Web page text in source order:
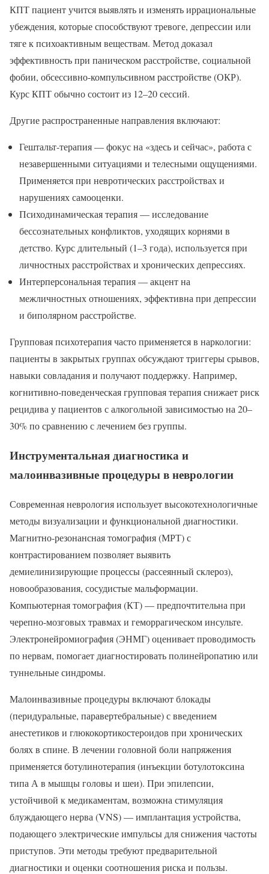
КПТ пациент учится выявлять и изменять иррациональные
убеждения, которые способствуют тревоге, депрессии или
тяге к психоактивным веществам. Метод доказал
эффективность при паническом расстройстве, социальной
фобии, обсессивно-компульсивном расстройстве (ОКР).
Курс КПТ обычно состоит из 12–20 сессий.
Другие распространенные направления включают:
Гештальт-терапия — фокус на «здесь и сейчас», работа с
незавершенными ситуациями и телесными ощущениями.
Применяется при невротических расстройствах и
нарушениях самооценки.
Психодинамическая терапия — исследование
бессознательных конфликтов, уходящих корнями в
детство. Курс длительный (1–3 года), используется при
личностных расстройствах и хронических депрессиях.
Интерперсональная терапия — акцент на
межличностных отношениях, эффективна при депрессии
и биполярном расстройстве.
Групповая психотерапия часто применяется в наркологии:
пациенты в закрытых группах обсуждают триггеры срывов,
навыки совладания и получают поддержку. Например,
когнитивно-поведенческая групповая терапия снижает риск
рецидива у пациентов с алкогольной зависимостью на 20–
30% по сравнению с лечением без группы.
Инструментальная диагностика и
малоинвазивные процедуры в неврологии
Современная неврология использует высокотехнологичные
методы визуализации и функциональной диагностики.
Магнитно-резонансная томография (МРТ) с
контрастированием позволяет выявить
демиелинизирующие процессы (рассеянный склероз),
новообразования, сосудистые мальформации.
Компьютерная томография (КТ) — предпочтительна при
черепно-мозговых травмах и геморрагическом инсульте.
Электронейромиография (ЭНМГ) оценивает проводимость
по нервам, помогает диагностировать полинейропатию или
туннельные синдромы.
Малоинвазивные процедуры включают блокады
(перидуральные, паравертебральные) с введением
анестетиков и глюкокортикостероидов при хронических
болях в спине. В лечении головной боли напряжения
применяется ботулинотерапия (инъекции ботулотоксина
типа А в мышцы головы и шеи). При эпилепсии,
устойчивой к медикаментам, возможна стимуляция
блуждающего нерва (VNS) — имплантация устройства,
подающего электрические импульсы для снижения частоты
приступов. Эти методы требуют предварительной
диагностики и оценки соотношения риска и пользы.